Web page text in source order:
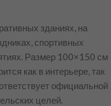
зданиях, на
спортивных
Размер 100×150 см
как в интерьере, так
официальной
целей.